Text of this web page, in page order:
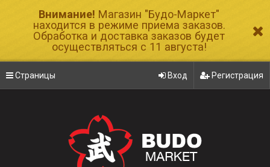
Внимание! Магазин "Будо-Маркет"
находится в режиме приема заказов.
Обработка и доставка заказов будет
осуществляться с 11 августа!
Страницы Вход Регистрация